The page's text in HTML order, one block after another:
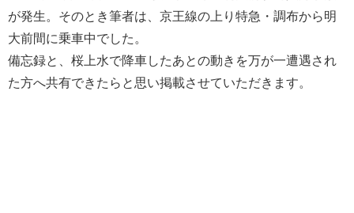
が発生。そのとき筆者は、京王線の上り特急・調布から明
大前間に乗車中でした。
備忘録と、桜上水で降車したあとの動きを万が一遭遇され
た方へ共有できたらと思い掲載させていただきます。